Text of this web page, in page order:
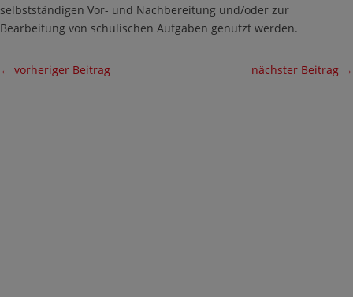
selbstständigen Vor- und Nachbereitung und/oder zur
Bearbeitung von schulischen Aufgaben genutzt werden.
← vorheriger Beitrag nächster Beitrag →